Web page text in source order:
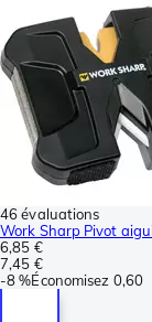
46 évaluations
Work Sharp Pivot
6,85 €
7,45 €
-8 %Économisez 0,60